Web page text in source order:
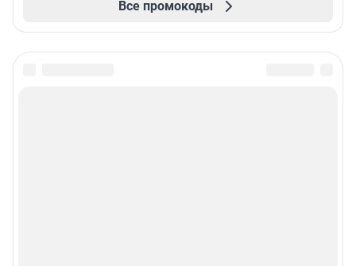
Все промокоды